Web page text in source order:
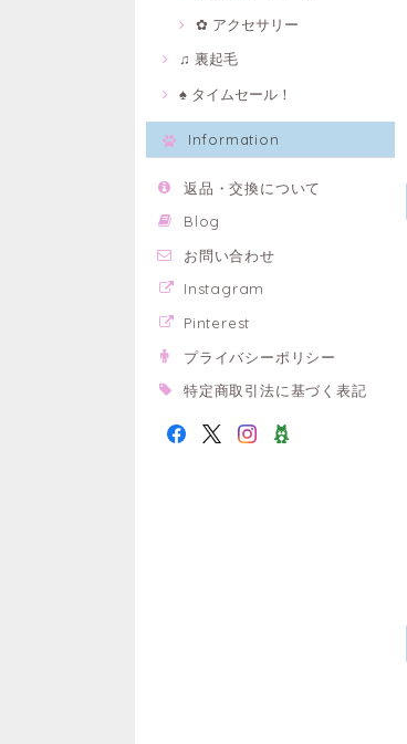
✿ アクセサリー
♫ 裏起毛
♠ タイムセール！
Information
返品・交換について
Blog
お問い合わせ
Instagram
Pinterest
プライバシーポリシー
特定商取引法に基づく表記